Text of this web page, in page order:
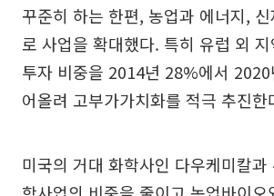
꾸준히 하는 한편, 농업과 에너지,
로 사업을 확대했다. 특히 유럽 외
투자 비중을 2014년 28%에서
어올려 고부가가치화를 적극 추진한
미국의 거대 화학사인 다우케미칼